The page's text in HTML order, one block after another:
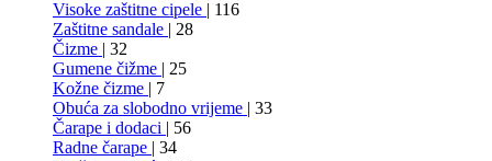
Visoke zaštitne cipele | 116
Zaštitne sandale | 28
Čizme | 32
Gumene čižme | 25
Kožne čizme | 7
Obuća za slobodno vrijeme | 33
Čarape i dodaci | 56
Radne čarape | 34